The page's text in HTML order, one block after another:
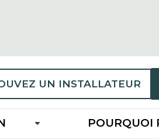
UN INSTALLATEUR
POURQUOI